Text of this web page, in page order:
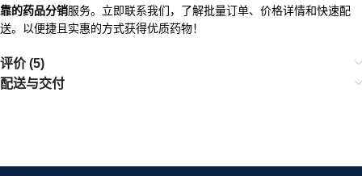
靠的药品分销服务。立即联系我们，了解批量订单、价格详情和快速配
送。以便捷且实惠的方式获得优质药物！
评价 (5)
配送与交付